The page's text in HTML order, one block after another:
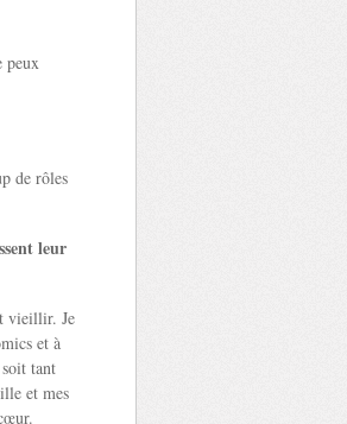
peux
de rôles
leur
vieillir. Je
et à
tant
et mes